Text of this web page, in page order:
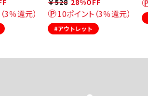
3％還元）
￥528 28%OFF
10ポイント（3％還元）
#アウトレット